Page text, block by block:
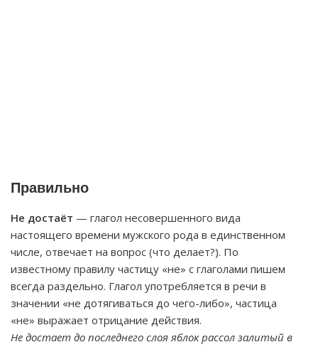
Правильно
Не достаёт — глагол несовершенного вида
настоящего времени мужского рода в единственном
числе, отвечает на вопрос (что делает?). По
известному правилу частицу «не» с глаголами пишем
всегда раздельно. Глагол употребляется в речи в
значении «не дотягиваться до чего-либо», частица
«не» выражает отрицание действия.
Не достает до последнего слоя яблок рассол залитый в